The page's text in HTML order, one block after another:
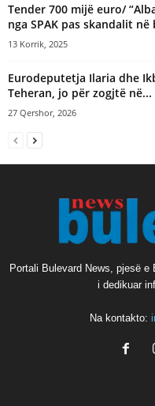
Tender 700 mijë euro/
nga SPAK pas skandalit në
13 Korrik, 2025
Eurodeputetja Ilaria dhe
Teheran, jo për zogjtë në...
27 Qershor, 2026
Portali Bulevard News, pjesë e
i dedikuar
Na kontakto: